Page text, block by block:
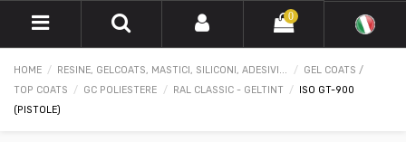
0
HOME RESINE, GELCOATS, MASTICI, SILICONI, ADESIVI...
GEL COATS /
TOP COATS
GC POLIESTERE RAL CLASSIC - GELTINT
ISO GT-900
(PISTOLE)